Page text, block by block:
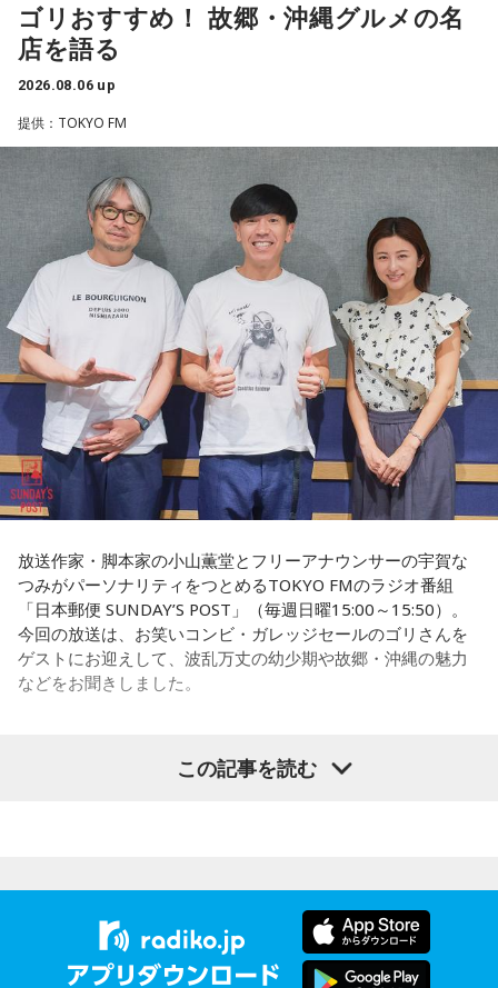
際、福岡県は90年代まで革新県政、社会党系の知事がいたん
ですが。バラバラになった自民党を束ねる役割を果たしたの
が藏内さんだった。藏内さんは国会議員が就くことが多い自
民党県連会長にもなれた。ドンは保守分裂の中で育つんです
ね」
放送ではさらにドンの実態についての解説が続いた。
ゴリおすすめ！ 故郷・沖縄グルメの名
店を語る
2026.08.06 up
提供：TOKYO FM
放送作家・脚本家の小山薫堂とフリーアナウンサーの宇賀な
つみがパーソナリティをつとめるTOKYO FMのラジオ番組
「日本郵便 SUNDAY’S POST」（毎週日曜15:00～15:50）。
今回の放送は、お笑いコンビ・ガレッジセールのゴリさんを
ゲストにお迎えして、波乱万丈の幼少期や故郷・沖縄の魅力
などをお聞きしました。
（左から）パーソナリティの小山薫堂、ゴリさん、宇賀なつ
ゴリさんは、1972年沖縄県那覇市生まれ。沖縄の本土復帰か
らわずか1週間後に生まれた“復帰っ子”です。1995年に中学時
代の同級生・川田広樹さんとガレッジセールを結成し、バラ
この記事を読む